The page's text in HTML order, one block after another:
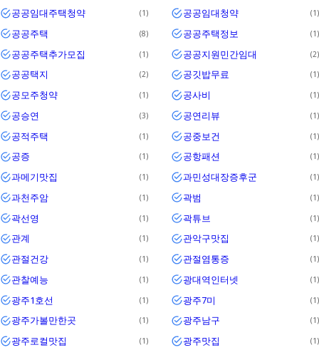
공공임대주택청약 1 공공임대청약 1
공공주택 8 공공주택정보 1
공공주택추가모집 1 공공지원민간임대 2
공공택지 2 공깃밥무료 1
공모주청약 1 공사비 1
공승연 3 공연리뷰 1
공적주택 1 공중보건 1
공증 1 공항패션 1
과메기맛집 1 과민성대장증후군 1
과천주암 1 곽범 1
곽선영 1 곽튜브 1
관계 1 관악구맛집 1
관절건강 1 관절염통증 1
관찰예능 1 광대역인터넷 1
광주1호선 1 광주7미 1
광주가볼만한곳 1 광주남구 1
광주로컬맛집 1 광주맛집 1